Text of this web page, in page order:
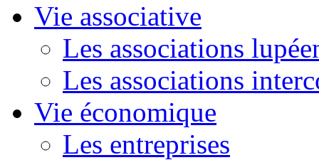
Vie associative
Les associations
Les associations
Vie économique
Les entreprises